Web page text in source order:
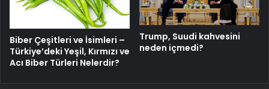
Biber Çeşitleri ve İsimleri –
Türkiye’deki Yeşil, Kırmızı ve
Acı Biber Türleri Nelerdir?
Trump, Suudi kahvesini
neden içmedi?